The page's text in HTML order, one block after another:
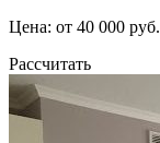
Цена: от 40 000 руб.
Рассчитать